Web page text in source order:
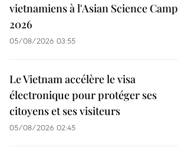
vietnamiens à l'Asian Science Camp
2026
05/08/2026 03:55
Le Vietnam accélère le visa
électronique pour protéger ses
citoyens et ses visiteurs
05/08/2026 02:45